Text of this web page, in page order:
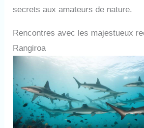
secrets aux amateurs de nature.
Rencontres avec les majestueux
Rangiroa